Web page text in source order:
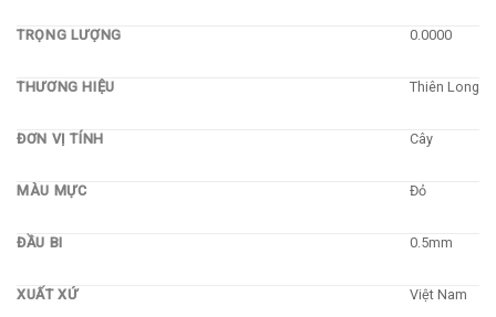
TRỌNG LƯỢNG 0.0000
THƯƠNG HIỆU Thiên Long
ĐƠN VỊ TÍNH Cây
MÀU MỰC Đỏ
ĐẦU BI 0.5mm
XUẤT XỨ Việt Nam